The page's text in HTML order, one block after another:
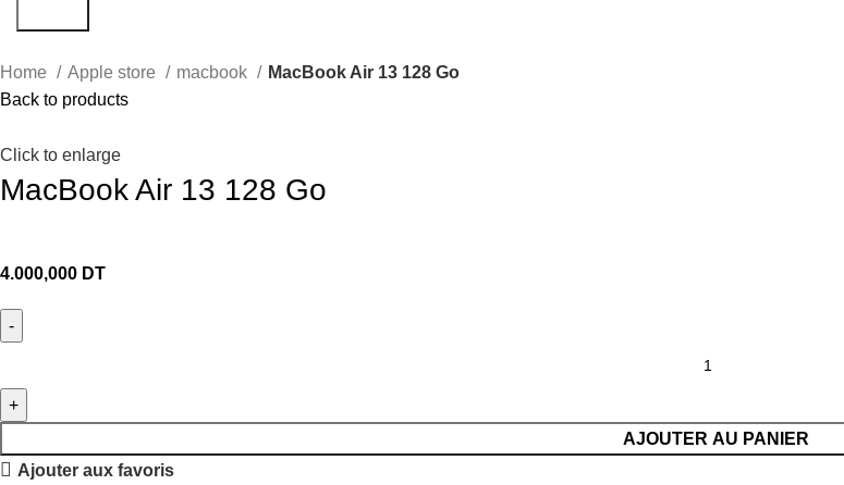
Home Apple store macbook
MacBook Air 13 128 Go
Back to products
Click to enlarge
MacBook Air 13 128 Go
4.000,000 DT
AJOUTER AU PANIER
Ajouter aux favoris